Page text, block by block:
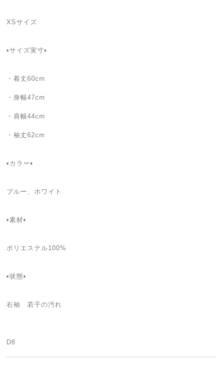
XSサイズ
▪サイズ実寸▪
・着丈60cm
・身幅47cm
・肩幅44cm
・袖丈62cm
▪カラー▪
ブルー、ホワイト
▪素材▪
ポリエステル100%
▪状態▪
右袖 若干の汚れ
D8